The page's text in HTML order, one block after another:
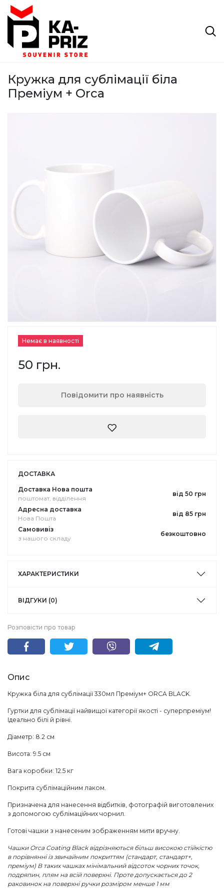
Кружка для сублімації біла
Преміум + Orca
Немає в наявності
50 грн.
Повідомити про наявність
ДОСТАВКА
Доставка Нова пошта
поштомат, відділення
від 50 грн
Адресна доставка
Нова Пошта
від 85 грн
Самовивіз
з нашого складу
безкоштовно
ХАРАКТЕРИСТИКИ
ВІДГУКИ (0)
Розповісти про товар
Опис
Кружка біла для сублімації 330мл Преміум+ ORCA BLACK.
Гуртки для сублімації найвищої категорії якості - суперпреміум!
Ідеально білі й рівні.
Діаметр: 8.2 см
Висота: 9.5 см
Вага коробки: 12.5 кг
Покрита сублімаційним лаком.
Призначена для нанесення відбитків, фотографій виготовлених
з допомогою сублімаційних чорнил.
Готові чашки з нанесеним зображенням мити вручну.
Чашки Orca Coating Black відрізняються більш високою стійкістю
в порівнянні із звичайним покриттям (стандарт, стандарт+,
преміум) В таких чашках мінімальний відсоток чорних точок,
подряпин, плям на всій поверхні. Проте допускається до 2
раковинок на поверхні ручки розміром менше 1 мм